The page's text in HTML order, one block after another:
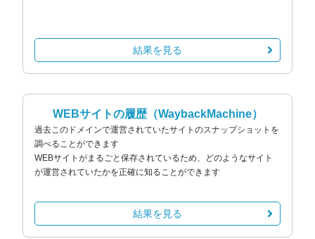
結果を見る
WEBサイトの履歴（WaybackMachine）
過去このドメインで運営されていたサイトのスナップショットを
調べることができます
WEBサイトがまるごと保存されているため、どのようなサイト
が運営されていたかを正確に知ることができます
結果を見る